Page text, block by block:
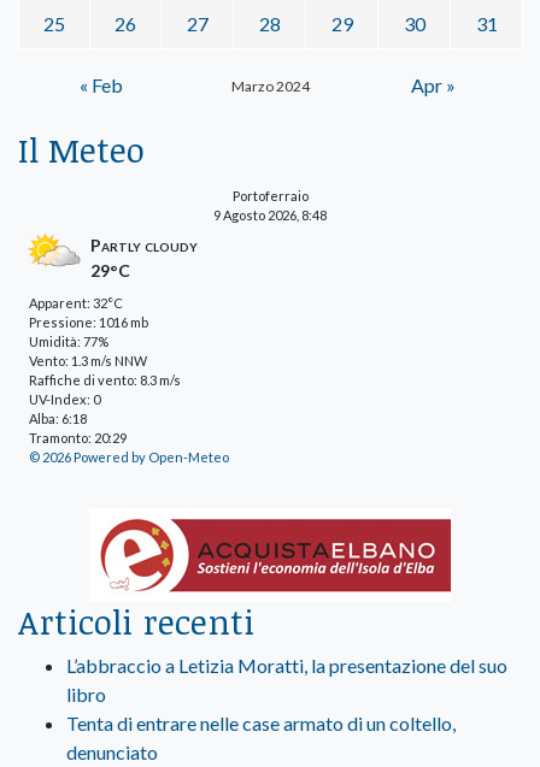
Marzo 2024
25 26 27 28 29 30 31
« Feb Apr »
Il Meteo
Portoferraio
9 Agosto 2026, 8:48
Partly cloudy
29°C
Apparent: 32°C
Pressione: 1016 mb
Umidità: 77%
Vento: 1.3 m/s NNW
Raffiche di vento: 8.3 m/s
UV-Index: 0
Alba: 6:18
Tramonto: 20:29
© 2026 Powered by Open-Meteo
Articoli recenti
L’abbraccio a Letizia Moratti, la presentazione del suo
libro
Tenta di entrare nelle case armato di un coltello,
denunciato